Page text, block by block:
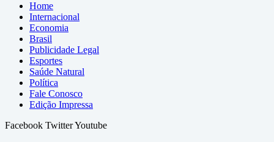
Home
Internacional
Economia
Brasil
Publicidade Legal
Esportes
Saúde Natural
Política
Fale Conosco
Edição Impressa
Facebook TwitterYoutube